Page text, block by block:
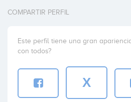
COMPARTIR PERFIL
Este perfil tiene una gran
con todos?
X